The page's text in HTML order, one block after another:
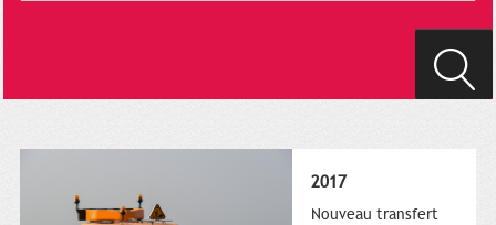
2017
Nouveau transfert